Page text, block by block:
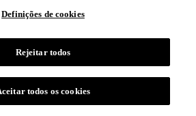
se você se opuser ao nosso
não teremos motivos
ao nosso processamento para
direto;
ou,
Definições de cookies
Rejeitar todos
todos os cookies